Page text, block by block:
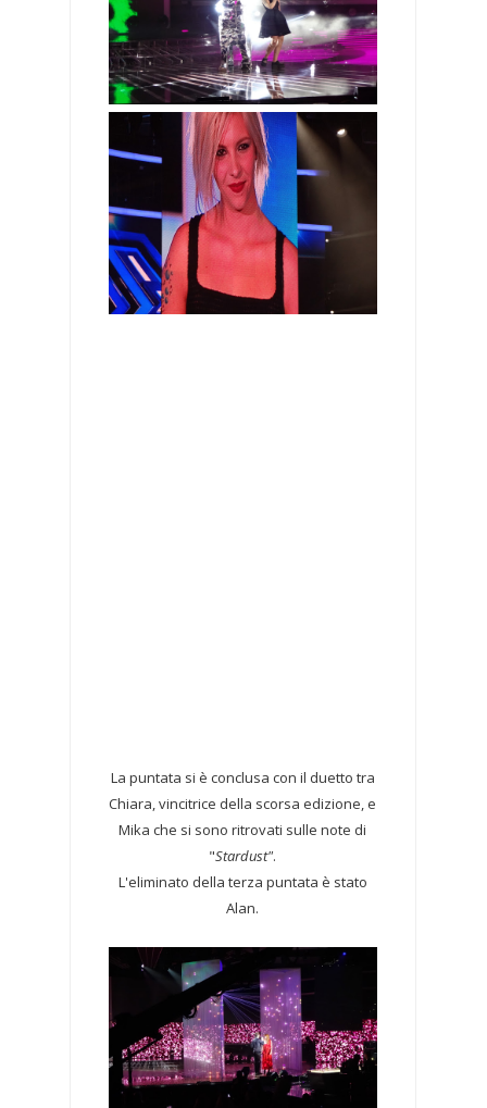
La puntata si è conclusa con il duetto tra
Chiara, vincitrice della scorsa edizione, e
Mika che si sono ritrovati sulle note di
"Stardust".
L'eliminato della terza puntata è stato
Alan.